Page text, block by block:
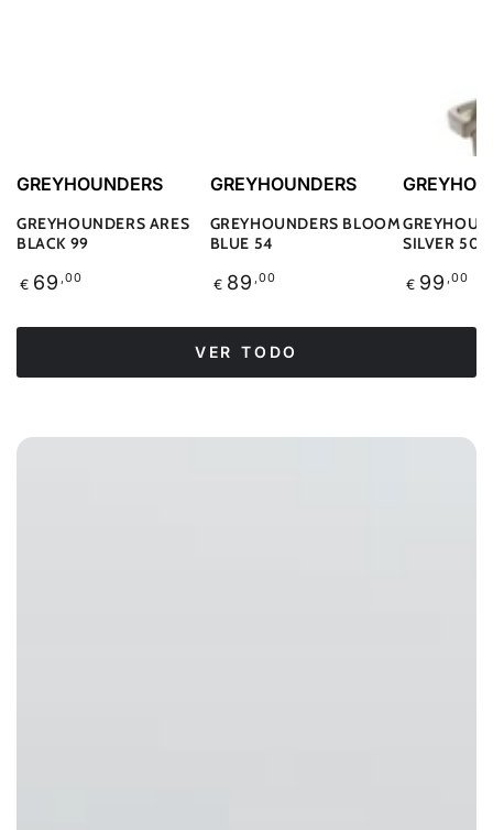
Translation
missing:
es.accessibility.vendor
GREYHOUNDERS
GREYHOUNDERS ARES
BLACK 99
Translation
€ 69 ,00
Translation
missing:
es.accessibility.vendor
GREYHOUNDERS
GREYHOUNDERS BLOOM
BLUE 54
Translation
€ 89 ,00
missing:
SILVER 50
Translation
€ 99 ,00
VER TODO